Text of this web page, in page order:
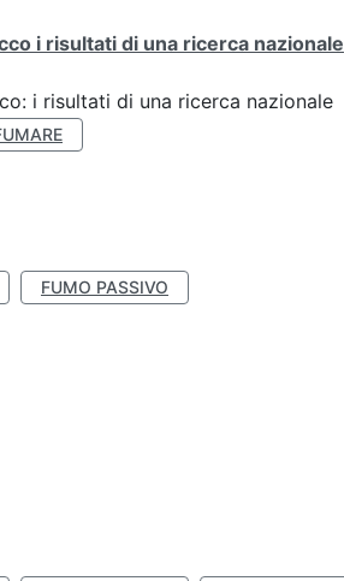
i risultati di una ricerca nazionale
i risultati di una ricerca nazionale
FUMO PASSIVO